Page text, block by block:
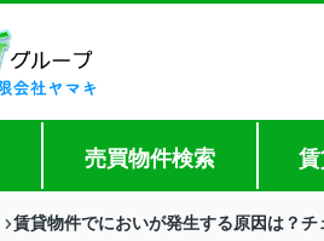
売買物件検索
賃貸物件でにおいが発生する原因は？